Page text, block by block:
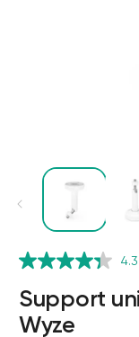
4.3
Support
Wyze